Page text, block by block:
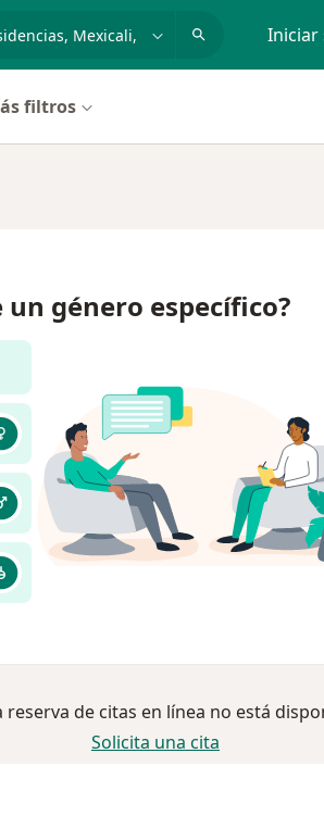
Iniciar
filtros
género específico?
reserva de citas en línea no está
Solicita una cita